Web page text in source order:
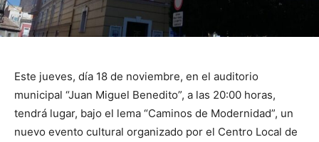
Este jueves, día 18 de noviembre, en el auditorio
municipal “Juan Miguel Benedito”, a las 20:00 horas,
tendrá lugar, bajo el lema “Caminos de Modernidad”, un
nuevo evento cultural organizado por el Centro Local de